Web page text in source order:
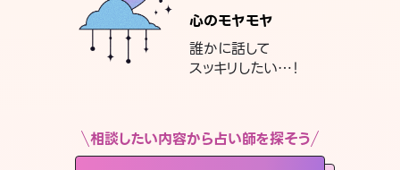
心のモヤモヤ
誰かに話して
スッキリしたい…！
相談したい内容から占い師を探そう